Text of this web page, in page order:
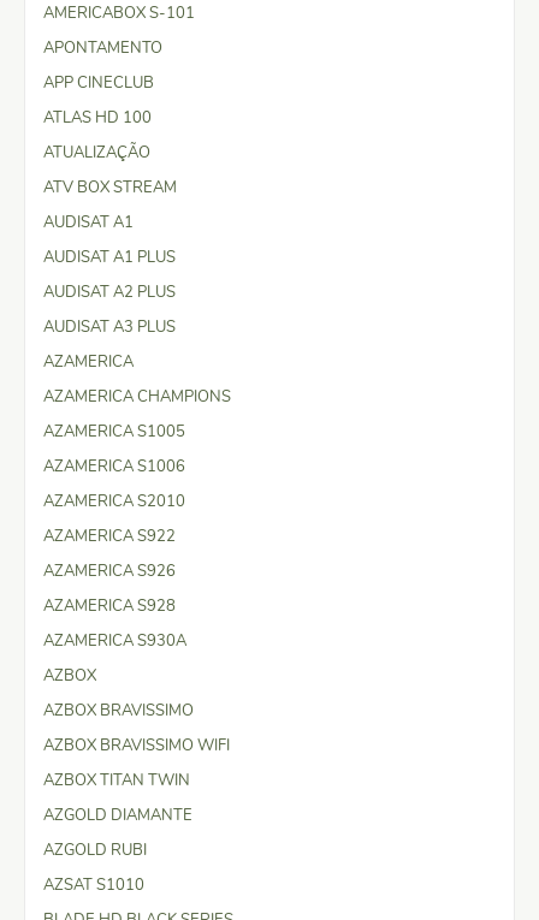
AMERICABOX S-101
APONTAMENTO
APP CINECLUB
ATLAS HD 100
ATUALIZAÇÃO
ATV BOX STREAM
AUDISAT A1
AUDISAT A1 PLUS
AUDISAT A2 PLUS
AUDISAT A3 PLUS
AZAMERICA
AZAMERICA CHAMPIONS
AZAMERICA S1005
AZAMERICA S1006
AZAMERICA S2010
AZAMERICA S922
AZAMERICA S926
AZAMERICA S928
AZAMERICA S930A
AZBOX
AZBOX BRAVISSIMO
AZBOX BRAVISSIMO WIFI
AZBOX TITAN TWIN
AZGOLD DIAMANTE
AZGOLD RUBI
AZSAT S1010